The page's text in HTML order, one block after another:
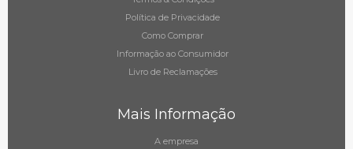
Política de Privacidade
Como Comprar
Informação ao Consumidor
Livro de Reclamações
Mais Informação
A empresa